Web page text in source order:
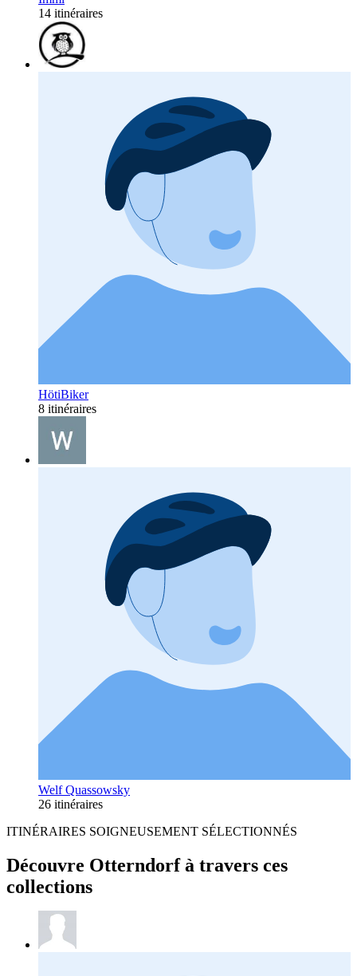
14 itinéraires
HötiBiker
8 itinéraires
Welf Quassowsky
26 itinéraires
ITINÉRAIRES SOIGNEUSEMENT SÉLECTIONNÉS
Découvre Otterndorf à travers ces
collections